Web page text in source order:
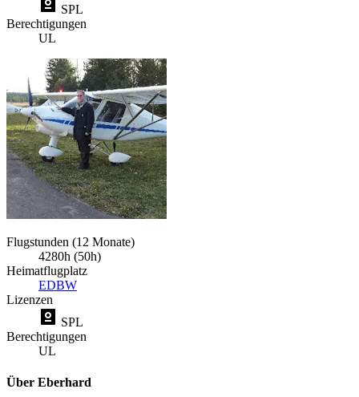
SPL
Berechtigungen
UL
Flugstunden (12 Monate)
4280h (50h)
Heimatflugplatz
EDBW
Lizenzen
SPL
Berechtigungen
UL
Über Eberhard